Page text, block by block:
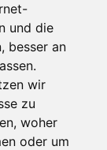
und die
besser an
wir
zu
woher
oder um
EUR